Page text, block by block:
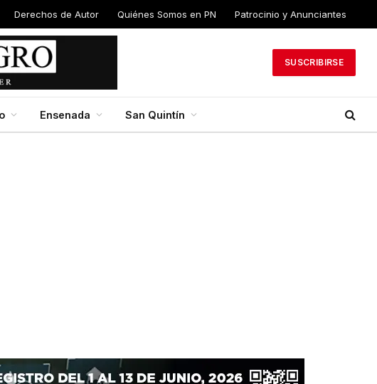
Derechos de Autor Quiénes Somos en PN Patrocinio y Anunciantes
SUSCRIBIRSE
Ensenada San Quintín